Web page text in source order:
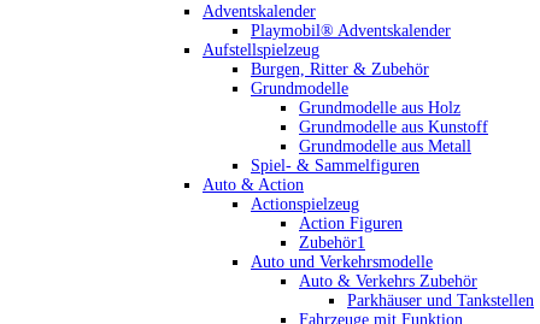
Adventskalender
Playmobil® Adventskalender
Aufstellspielzeug
Burgen, Ritter & Zubehör
Grundmodelle
Grundmodelle aus Holz
Grundmodelle aus Kunstoff
Grundmodelle aus Metall
Spiel- & Sammelfiguren
Auto & Action
Actionspielzeug
Action Figuren
Zubehör1
Auto und Verkehrsmodelle
Auto & Verkehrs Zubehör
Parkhäuser und Tankstellen
Fahrzeuge mit Funktion